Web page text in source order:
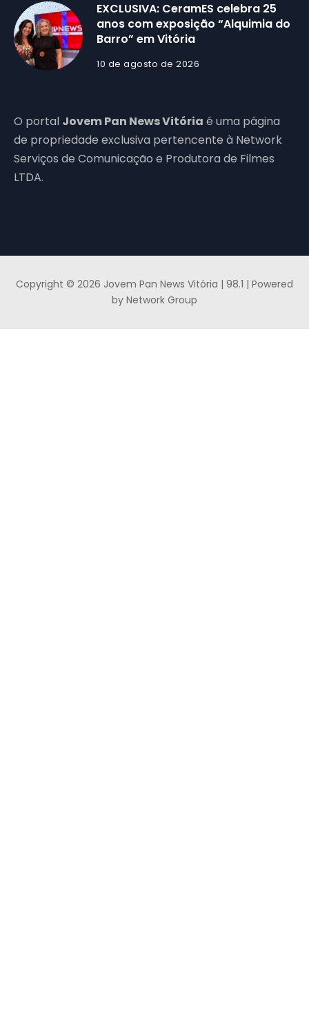
EXCLUSIVA: CeramES celebra 25
anos com exposição “Alquimia do
Barro” em Vitória
10 de agosto de 2026
O portal Jovem Pan News Vitória é uma página
de propriedade exclusiva pertencente à Network
Serviços de Comunicação e Produtora de Filmes
LTDA.
Copyright © 2026 Jovem Pan News Vitória | 98.1 | Powered
by Network Group